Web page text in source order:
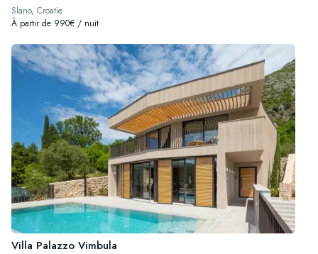
Slano, Croatie
À partir de 990€ / nuit
Villa Palazzo Vimbula